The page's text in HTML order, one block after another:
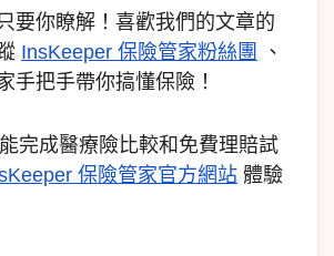
要你瞭解！喜歡我們的文章的
InsKeeper 保險管家粉絲團
、
手把手帶你搞懂保險！
完成醫療險比較和免費理賠試
保險管家官方網站 體驗